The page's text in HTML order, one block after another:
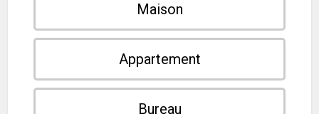
Maison
Appartement
Bureau